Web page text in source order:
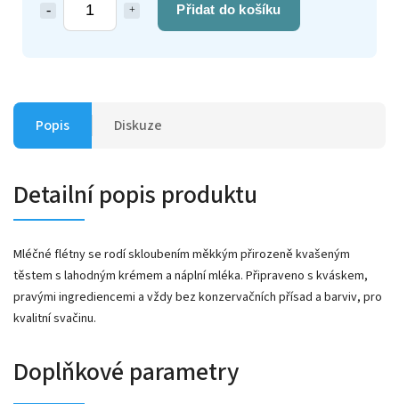
Přidat do košíku
Popis Diskuze
Detailní popis produktu
Mléčné flétny se rodí skloubením měkkým přirozeně kvašeným
těstem s lahodným krémem a náplní mléka. Připraveno s kváskem,
pravými ingrediencemi a vždy bez konzervačních přísad a barviv, pro
kvalitní svačinu.
Doplňkové parametry